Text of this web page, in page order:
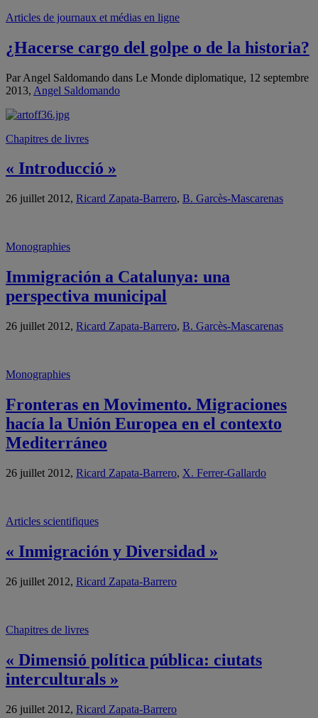
Articles de journaux et médias en ligne
¿Hacerse cargo del golpe o de la historia?
Par Angel Saldomando dans Le Monde diplomatique, 12 septembre
2013, Angel Saldomando
Chapitres de livres
« Introducció »
26 juillet 2012, Ricard Zapata-Barrero, B. Garcès-Mascarenas
Monographies
Immigración a Catalunya: una
perspectiva municipal
26 juillet 2012, Ricard Zapata-Barrero, B. Garcès-Mascarenas
Monographies
Fronteras en Movimento. Migraciones
hacía la Unión Europea en el contexto
Mediterráneo
26 juillet 2012, Ricard Zapata-Barrero, X. Ferrer-Gallardo
Articles scientifiques
« Inmigración y Diversidad »
26 juillet 2012, Ricard Zapata-Barrero
Chapitres de livres
« Dimensió política pública: ciutats
interculturals »
26 juillet 2012, Ricard Zapata-Barrero